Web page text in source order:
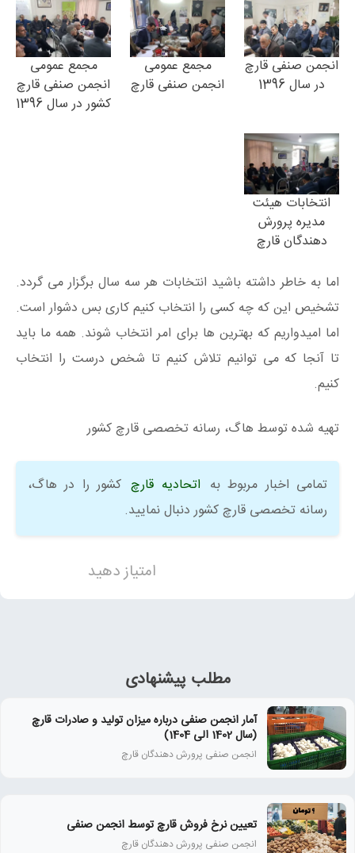
انجمن صنفی قارچ
در سال 1396
مجمع عمومی
انجمن صنفی قارچ
مجمع عمومی
انجمن صنفی قارچ
کشور در سال 1396
انتخابات هیئت
مدیره پرورش
دهندگان قارچ
اما به خاطر داشته باشید انتخابات هر سه سال برگزار می گردد.
تشخیص این که چه کسی را انتخاب کنیم کاری بس دشوار است.
اما امیدواریم که بهترین ها برای امر انتخاب شوند. همه ما باید
تا آنجا که می توانیم تلاش کنیم تا شخص درست را انتخاب
کنیم.
تهیه شده توسط هاگ، رسانه تخصصی قارچ کشور
تمامی اخبار مربوط به اتحادیه قارچ کشور را در هاگ،
رسانه تخصصی قارچ کشور دنبال نمایید.
امتیاز دهید
مطلب پیشنهادی
آمار انجمن صنفی درباره میزان تولید و صادرات قارچ
(سال 1402 الی 1404)
انجمن صنفی پرورش دهندگان قارچ
تعیین نرخ فروش قارچ توسط انجمن صنفی
انجمن صنفی پرورش دهندگان قارچ